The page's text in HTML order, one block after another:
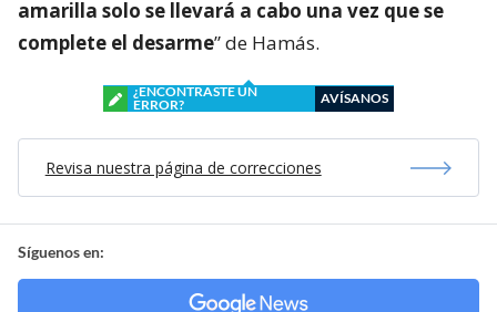
amarilla solo se llevará a cabo una vez que se
complete el desarme” de Hamás.
¿ENCONTRASTE UN
ERROR?
AVÍSANOS
Revisa nuestra página de correcciones
Síguenos en: